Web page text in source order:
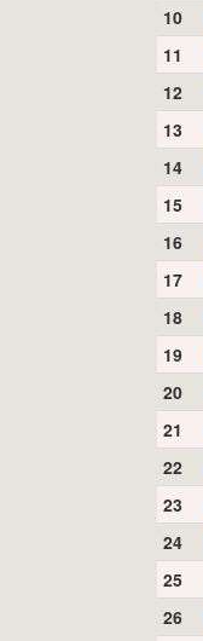
10
11
12
13
14
15
16
17
18
19
20
21
22
23
24
25
26